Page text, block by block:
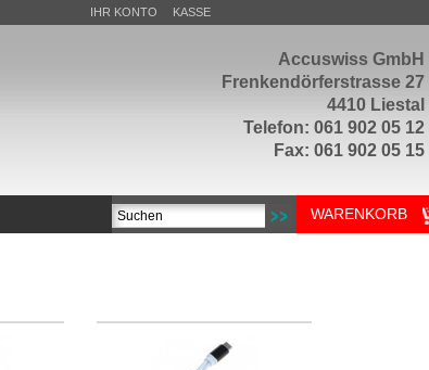
Accuswiss GmbH
Frenkendörferstrasse 27
4410 Liestal
Telefon: 061 902 05 12
Fax: 061 902 05 15
IHR KONTO KASSE
WARENKORB